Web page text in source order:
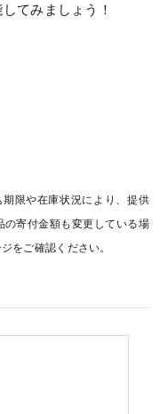
てみましょう！
限や在庫状況により、提供
の寄付金額も変更している場
をご確認ください。